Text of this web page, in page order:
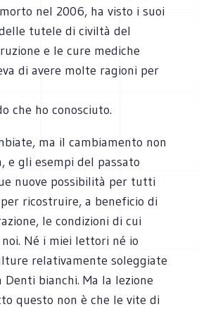
nel 2006, ha visto i suoi
tutele di civiltà del
e le cure mediche
di avere molte ragioni per
che ho conosciuto.
ma il cambiamento non
e gli esempi del passato
nuove possibilità per tutti
ricostruire, a beneficio di
le condizioni di cui
Né i miei lettori né io
relativamente soleggiate
Denti bianchi. Ma la lezione
questo non è che le vite di